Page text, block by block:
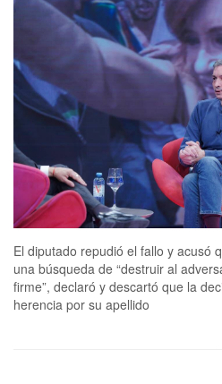
El diputado repudió el fallo y acusó
una búsqueda de “destruir al
firme”, declaró y descartó que la
herencia por su apellido